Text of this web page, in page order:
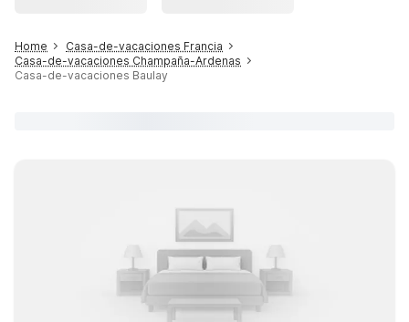
Home
Casa-de-vacaciones Francia
Casa-de-vacaciones Champaña-Ardenas
Casa-de-vacaciones Baulay